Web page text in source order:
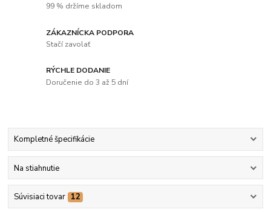
99 % držíme skladom
ZÁKAZNÍCKA PODPORA
Stačí zavolať
RÝCHLE DODANIE
Doručenie do 3 až 5 dní
Kompletné špecifikácie
Na stiahnutie
Súvisiaci tovar 12